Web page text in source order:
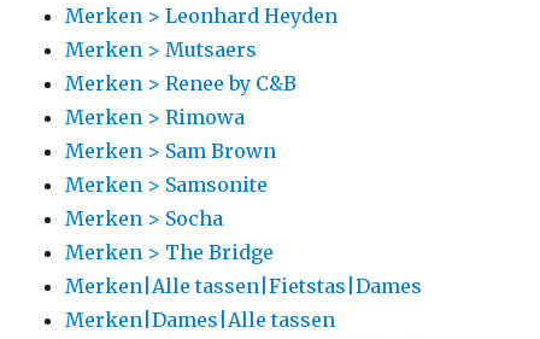
Merken > Leonhard Heyden
Merken > Mutsaers
Merken > Renee by C&B
Merken > Rimowa
Merken > Sam Brown
Merken > Samsonite
Merken > Socha
Merken > The Bridge
Merken|Alle tassen|Fietstas|Dames
Merken|Dames|Alle tassen